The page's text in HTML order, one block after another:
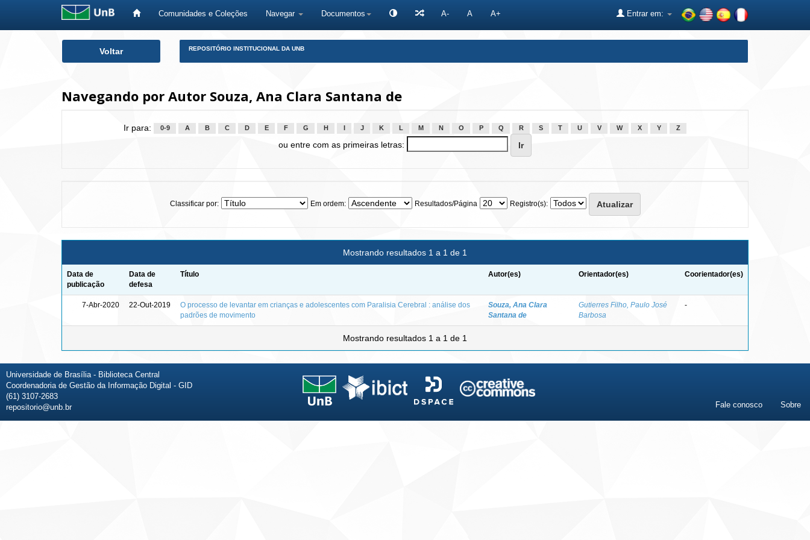
Comunidades e Coleções Navegar Documentos A- A A+ Entrar em:
Voltar REPOSITÓRIO INSTITUCIONAL DA UNB
Navegando por Autor Souza, Ana Clara Santana de
Ir para: 0-9 A B C D E F G H J K L M N O P Q R S T U V W X Y Z
ou entre com as primeiras letras:
Classificar por: Em ordem: Resultados/Página Registro(s):
Mostrando resultados 1 a 1 de 1
Data de
publicação
Data de
defesa
Título Autor(es) Orientador(es) Coorientador(es)
7-Abr-2020 22-Out-2019
O processo de levantar em crianças e adolescentes com Paralisia Cerebral : análise dos
padrões de movimento
Souza, Ana Clara
Santana de
Gutierres Filho, Paulo José
Barbosa
-
Mostrando resultados 1 a 1 de 1
Universidade de Brasília - Biblioteca Central
Coordenadoria de Gestão da Informação Digital - GID
(61) 3107-2683
repositorio@unb.br
Fale conosco Sobre